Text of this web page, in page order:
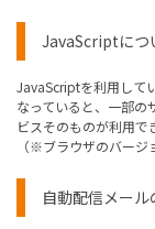
JavaScriptにつ
JavaScriptを利用して
なっていると、一部の
ビスそのものが利用で
（※ブラウザのバージ
自動配信メー